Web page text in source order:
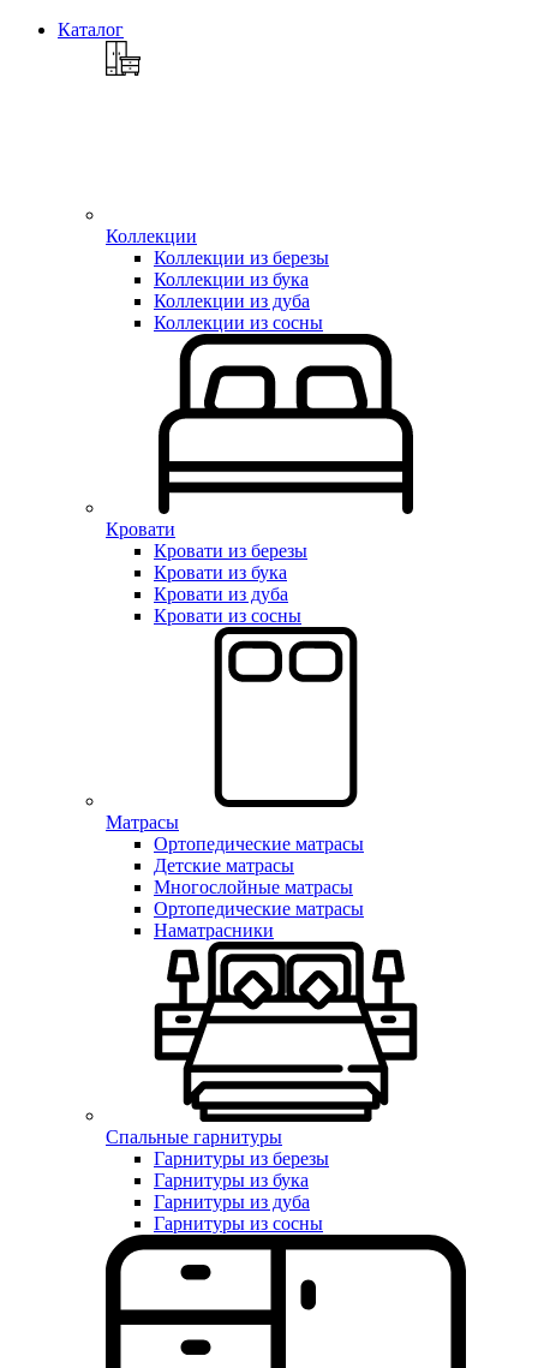
Каталог
Коллекции
Коллекции из березы
Коллекции из бука
Коллекции из дуба
Коллекции из сосны
Кровати
Кровати из березы
Кровати из бука
Кровати из дуба
Кровати из сосны
Матрасы
Ортопедические матрасы
Детские матрасы
Многослойные матрасы
Ортопедические матрасы
Наматрасники
Спальные гарнитуры
Гарнитуры из березы
Гарнитуры из бука
Гарнитуры из дуба
Гарнитуры из сосны